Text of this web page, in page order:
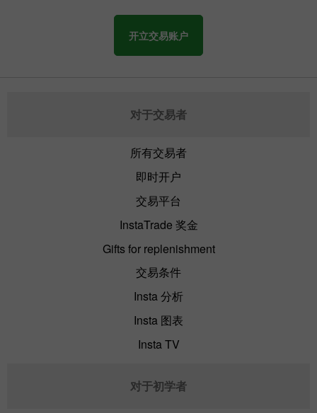
开立交易账户
对于交易者
所有交易者
即时开户
交易平台
InstaTrade 奖金
Gifts for replenishment
交易条件
Insta 分析
Insta 图表
Insta TV
对于初学者